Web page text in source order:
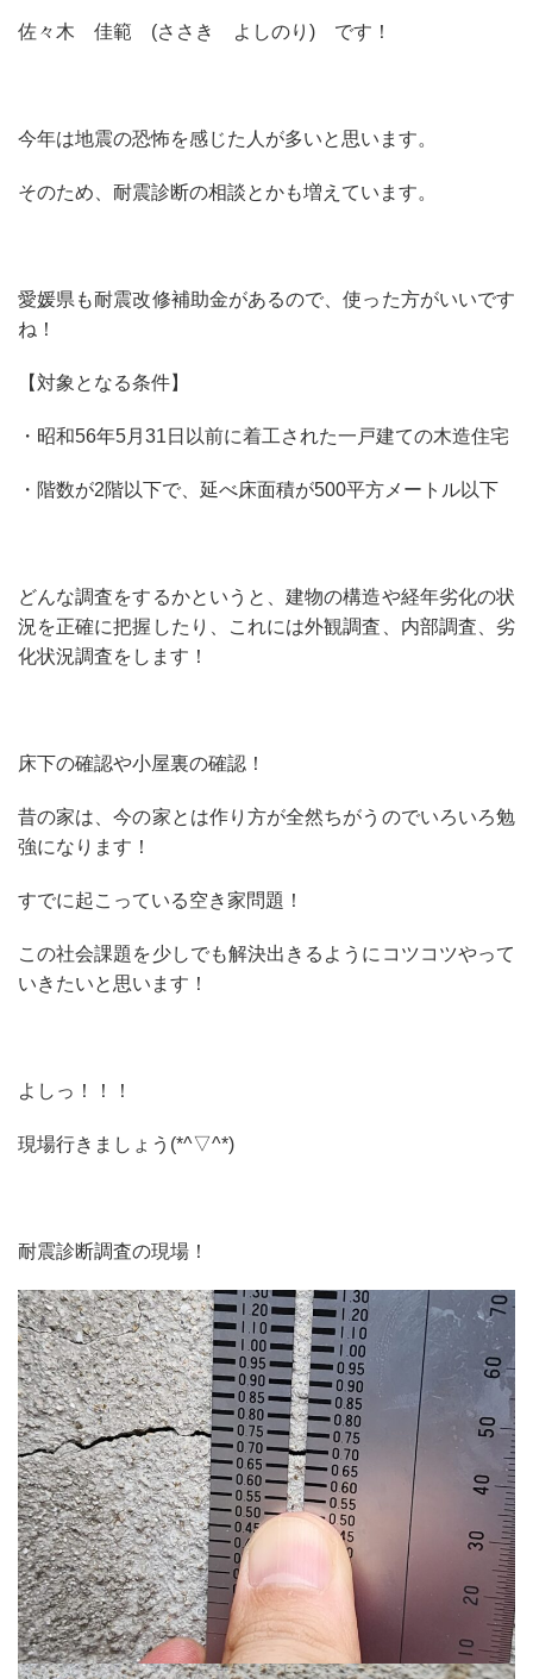
佐々木 佳範 (ささき よしのり) です！
今年は地震の恐怖を感じた人が多いと思います。
そのため、耐震診断の相談とかも増えています。
愛媛県も耐震改修補助金があるので、使った方がいいです
ね！
【対象となる条件】
・ 昭和56年5月31日以前に着工された一戸建ての木造住宅
・ 階数が2階以下で、延べ床面積が500平方メートル以下
どんな調査をするかというと、建物の構造や経年劣化の状
況を正確に把握したり、これには外観調査、内部調査、劣
化状況調査をします！
床下の確認や小屋裏の確認！
昔の家は、今の家とは作り方が全然ちがうのでいろいろ勉
強になります！
すでに起こっている空き家問題！
この社会課題を少しでも解決出きるようにコツコツやって
いきたいと思います！
よしっ！！！
現場行きましょう(*^▽^*)
耐震診断調査の現場！